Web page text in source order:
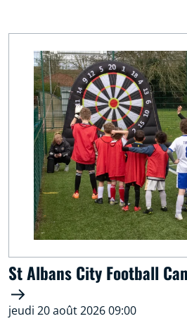
St Albans City Football
jeudi 20 août 2026 09:00